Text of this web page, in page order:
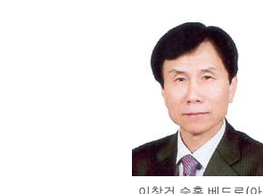
이창건 승훈 베드로(아